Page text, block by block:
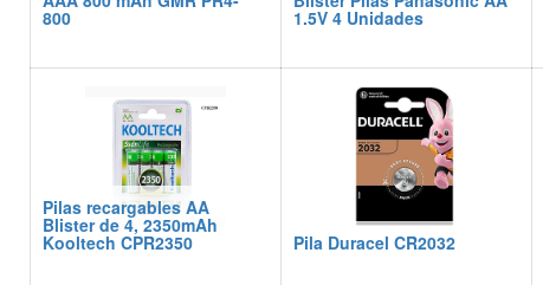
800 1.5V 4 Unidades
Pilas recargables AA
Blister de 4, 2350mAh
Kooltech CPR2350 Pila Duracel CR2032